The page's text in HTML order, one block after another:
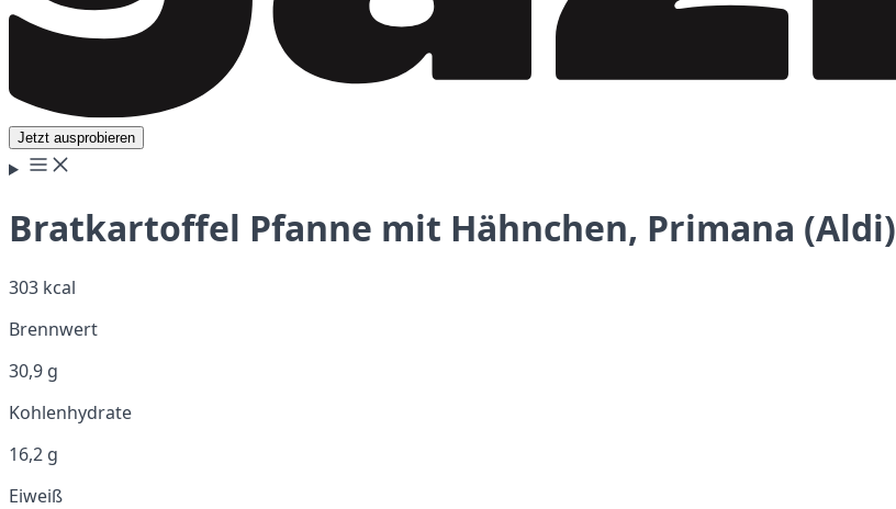
Jetzt ausprobieren
Bratkartoffel Pfanne mit Hähnchen, Primana (Aldi)
303 kcal
Brennwert
30,9 g
Kohlenhydrate
16,2 g
Eiweiß